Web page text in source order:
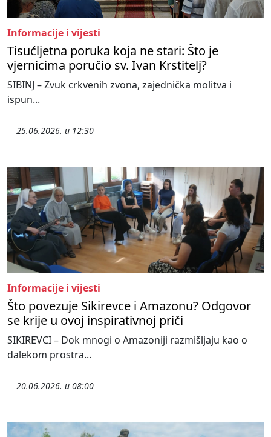
Informacije i vijesti
Tisućljetna poruka koja ne stari: Što je
vjernicima poručio sv. Ivan Krstitelj?
SIBINJ – Zvuk crkvenih zvona, zajednička molitva i
ispun...
25.06.2026. u 12:30
Informacije i vijesti
Što povezuje Sikirevce i Amazonu? Odgovor
se krije u ovoj inspirativnoj priči
SIKIREVCI – Dok mnogi o Amazoniji razmišljaju kao o
dalekom prostra...
20.06.2026. u 08:00